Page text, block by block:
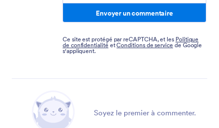
Envoyer un commentaire
Ce site est protégé par reCAPTCHA, et les Politique
de confidentialité etConditions de service de Google
s'appliquent.
Soyez le premier à commenter.